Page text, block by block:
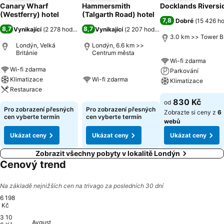
Canary Wharf
(Westferry) hotel
8,7 Vynikající (2 278 hodnocení)
Londýn, Velká
Británie
Wi-fi zdarma
Klimatizace
Restaurace
Pro zobrazení přesných
cen vyberte termín
Ukázat ceny
Hammersmith
(Talgarth Road) hotel
8,7 Vynikající (2 207 hodnocení
Londýn, 6.6 km >>
Centrum města
Wi-fi zdarma
Pro zobrazení přesných
cen vyberte termín
Ukázat ceny
Docklands
7,8 Dobré (15 426
3.0 km >> Tower
Wi-fi zdarma
Parkování
Klimatizace
od 830 Kč
Zobrazte si ceny z 6
webů
Ukázat ceny
Zobrazit všechny pobyty v lokalitě Londýn
Cenový trend
Na základě nejnižších cen na trivago za posledních 30 dní
6 198
Kč
3 10
Avgust